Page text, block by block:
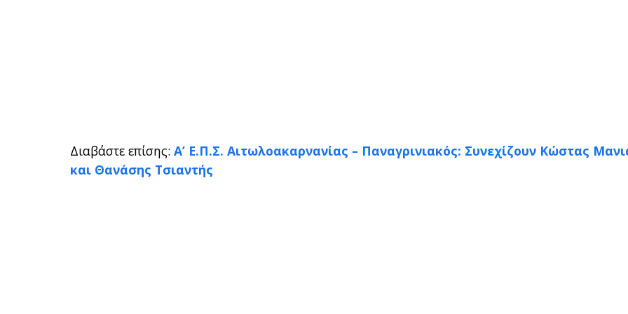
Διαβάστε επίσης:Α’ Ε.Π.Σ. Αιτωλοακαρνανίας – Παναγρινιακός: Συνεχίζουν Κώστας
και Θανάσης Τσιαντής